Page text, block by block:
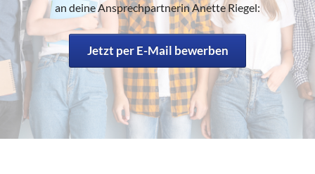
an deine Ansprechpartnerin Anette Riegel:
Jetzt per E-Mail bewerben